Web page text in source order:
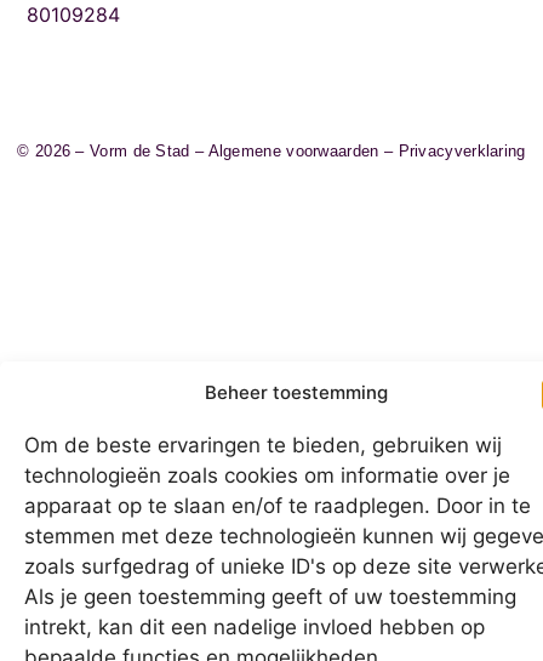
Beheer toestemming
Om de beste ervaringen te bieden, gebruiken wij
technologieën zoals cookies om informatie over je
apparaat op te slaan en/of te raadplegen. Door in te
stemmen met deze technologieën kunnen wij
zoals surfgedrag of unieke ID's op deze site
Als je geen toestemming geeft of uw toestemming
intrekt, kan dit een nadelige invloed hebben op
80109284
© 2026 – Vorm de Stad – Algemene voorwaarden – Privacyverklaring